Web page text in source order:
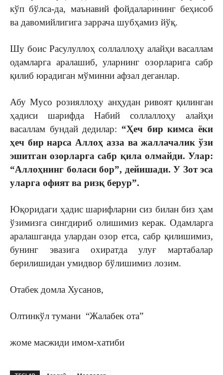
кўп бўлса-да, маънавий фойдаларининг беҳисоб
ва давомийлигига заррача шубҳамиз йўқ.
Шу боис Расулуллоҳ соллаллоҳу алайҳи васаллам
одамларга аралашиб, уларнинг озорларига сабр
қилиб юрадиган мўминни афзал деганлар.
Абу Мусо розияллоҳу анҳудан ривоят қилинган
ҳадиси шарифда Набий соллаллоҳу алайҳи
васаллам бундай дедилар: “Ҳеч бир кимса ёки
ҳеч бир нарса Аллоҳ азза ва жаллачалик ўзи
эшитган озорларга сабр қила олмайди. Улар:
“Аллоҳнинг боласи бор”, дейишади. У Зот эса
уларга офият ва ризқ берур”.
Юқоридаги ҳадис шарифларни сиз билан биз ҳам
ўзимизга сингдириб олишимиз керак. Одамларга
аралашганда улардан озор етса, сабр қилишимиз,
бунинг эвазига охиратда улуғ мартабалар
берилишидан умидвор бўлишимиз лозим.
Отабек домла Хусанов,
Олтинкўл тумани “Жалабек ота”
жоме масжиди имом-хатиби